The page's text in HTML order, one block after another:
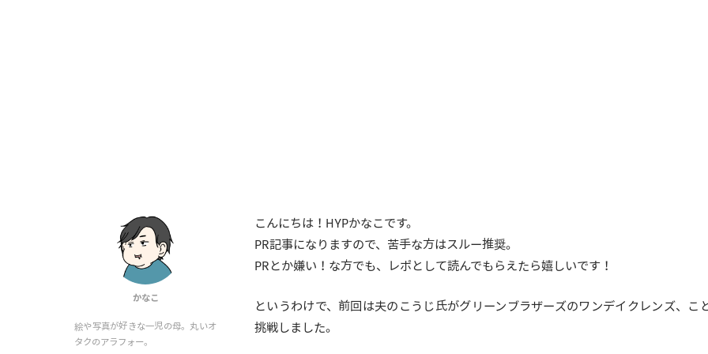
こんにちは！HYPかなこです。
PR記事になりますので、苦手な方はスルー推奨。
PRとか嫌い！な方でも、レポとして読んでもらえたら嬉しいです！
というわけで、前回は夫のこうじ氏がグリーンブラザーズのワンデイクレンズ、こ
挑戦しました。
かなこ
絵や写真が好きな一児の母。丸いオ
タクのアラフォー。